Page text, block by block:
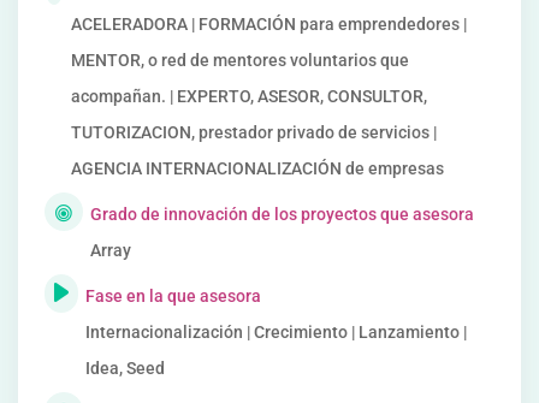
ACELERADORA | FORMACIÓN para emprendedores |
MENTOR, o red de mentores voluntarios que
acompañan. | EXPERTO, ASESOR, CONSULTOR,
TUTORIZACION, prestador privado de servicios |
AGENCIA INTERNACIONALIZACIÓN de empresas
Grado de innovación de los proyectos que asesora
Array
Fase en la que asesora
Internacionalización | Crecimiento | Lanzamiento |
Idea, Seed